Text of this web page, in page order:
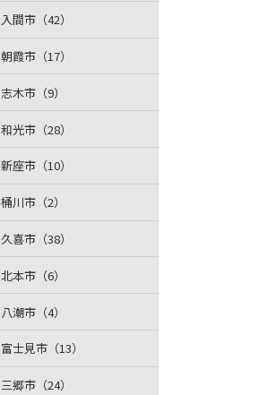
入間市（42）
朝霞市（17）
志木市（9）
和光市（28）
新座市（10）
桶川市（2）
久喜市（38）
北本市（6）
八潮市（4）
富士見市（13）
三郷市（24）